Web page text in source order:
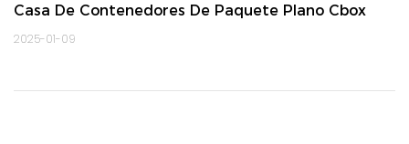
Casa De Contenedores De Paquete Plano Cbox
2025-01-09